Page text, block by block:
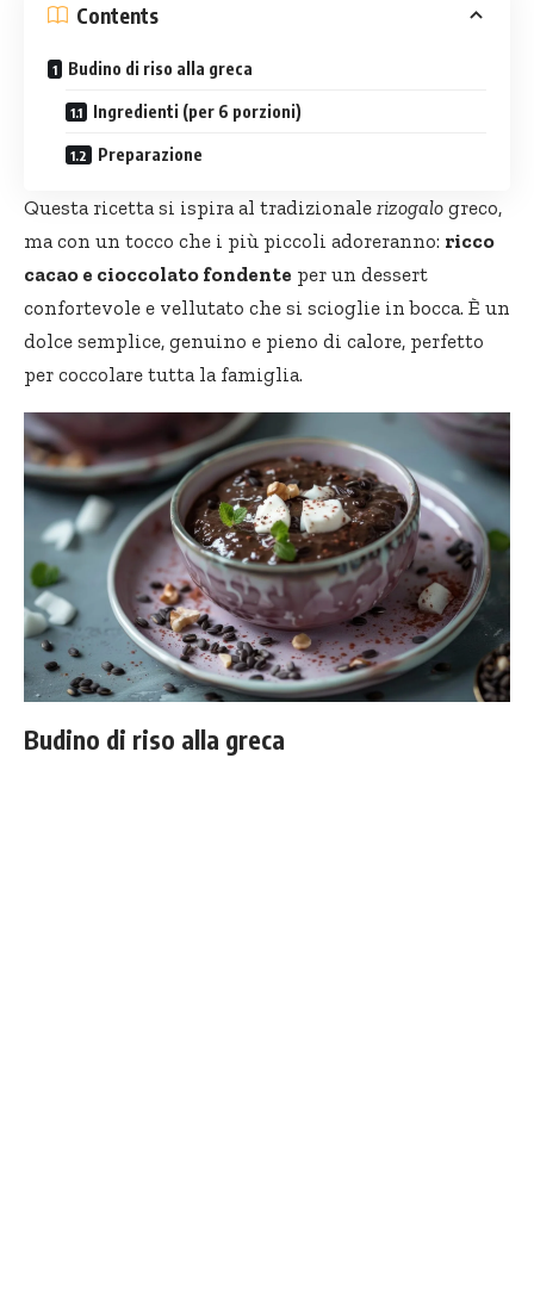
Contents
Budino di riso alla greca
Ingredienti (per 6 porzioni)
Preparazione
Questa ricetta si ispira al tradizionale rizogalo greco,
ma con un tocco che i più piccoli adoreranno: ricco
cacao e cioccolato fondente per un dessert
confortevole e vellutato che si scioglie in bocca. È un
dolce semplice, genuino e pieno di calore, perfetto
per coccolare tutta la famiglia.
Budino di riso alla greca